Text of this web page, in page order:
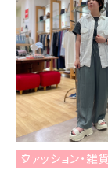
ファッション・雑貨